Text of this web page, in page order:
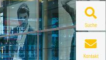
Suche
Kontakt